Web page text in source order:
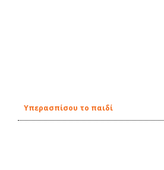
Υπερασπίσου το παιδί